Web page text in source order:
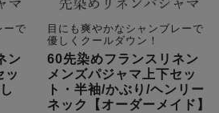
新着商品
- New Arrival -
ーで
ン
ッ
目にも爽やかなシャンブレーで
優しくクールダウン！
60先染めフランスリネン
メンズパジャマ上下セッ
ト・半袖/かぶり/ヘンリー
ネック【オーダーメイド】